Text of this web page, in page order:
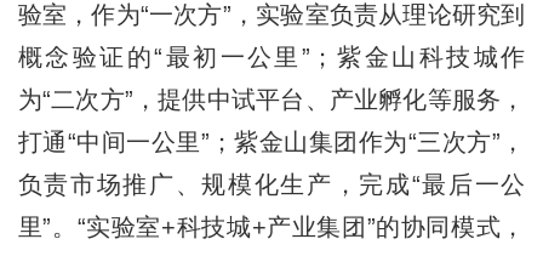
验室，作为“一次方”，实验室负责从理论研究到
概念验证的“最初一公里”；紫金山科技城作
为“二次方”，提供中试平台、产业孵化等服务，
打通“中间一公里”；紫金山集团作为“三次方”，
负责市场推广、规模化生产，完成“最后一公
里”。“实验室+科技城+产业集团”的协同模式，